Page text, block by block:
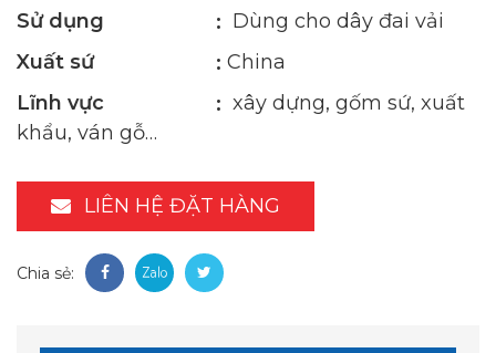
Sử dụng
Dùng cho dây đai vải
Xuất sứ
China
Lĩnh vực
xây dựng, gốm sứ, xuất
khẩu, ván gỗ…
LIÊN HỆ ĐẶT HÀNG
Chia sẻ: